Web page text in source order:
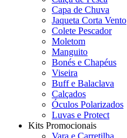
Capa de Chuva
Jaqueta Corta Vento
Colete Pescador
Moletom
Manguito
Bonés e Chapéus
Viseira
Buff e Balaclava
Calçados
Óculos Polarizados
Luvas e Protect
Kits Promocionais
Vara e Carretilha